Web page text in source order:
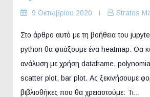
9 Οκτωβρίου 2020 Stratos
Στο άρθρο αυτό με τη βοήθεια του
python θα φτιάξουμε ένα heatmap. Θα
ανάλυση με χρήση dataframe,
scatter plot, bar plot. Ας ξεκινήσουμε
βιβλιοθήκες που θα χρειαστούμε: Τι…